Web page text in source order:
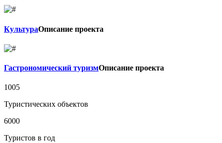
КультураОписание проекта
Гастрономический туризмОписание проекта
1005
Туристических объектов
6000
Туристов в год